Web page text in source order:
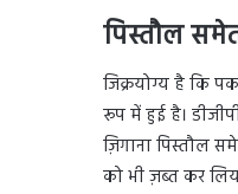
पिस्तौल
जिक्रयोग्य है कि
रूप में हुई है।
ज़िगाना पिस्तौल
को भी ज़ब्त कर